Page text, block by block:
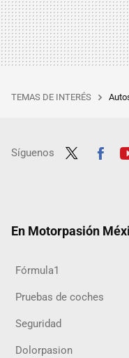
TEMAS DE INTERÉS
Síguenos
En Motorpasión
Fórmula1
Pruebas de coches
Seguridad
Dolorpasion